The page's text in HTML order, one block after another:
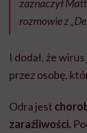
zaznaczył
rozmowie z
I dodał, że
przez osobę,
Odra jest
zaraźliwości.